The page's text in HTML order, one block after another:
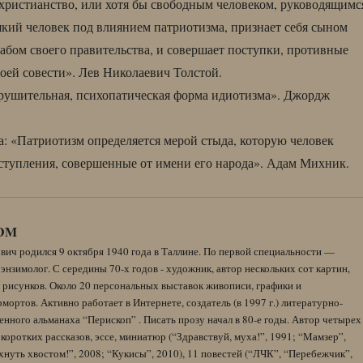
или хотя бы свободным человеком,
человек под влиянием патриотизма, признает себя сыном
своего правительства, и совершает поступки, противные
совести». Лев Николаевич Толстой.
психопатическая форма идиотизма». Джордж
«Патриотизм определяется мерой стыда, которую человек
совершенные от имени его народа». Адам Михник.
родился 9 октября 1940 года в Таллине. По первой специальности —
С середины 70-х годов - художник, автор нескольких сот картин,
Около 20 персональных выставок живописи, графики и
Активно работает в Интернете, создатель (в 1997 г.) литературно-
альманаха “Перископ” . Писать прозу начал в 80-е годы. Автор четырех
рассказов, эссе, миниатюр (“Здравствуй, муха!”, 1991; “Мамзер”,
хвостом!”, 2008; “Кукисы”, 2010), 11 повестей (“ЛЧК”, “Перебежчик”,